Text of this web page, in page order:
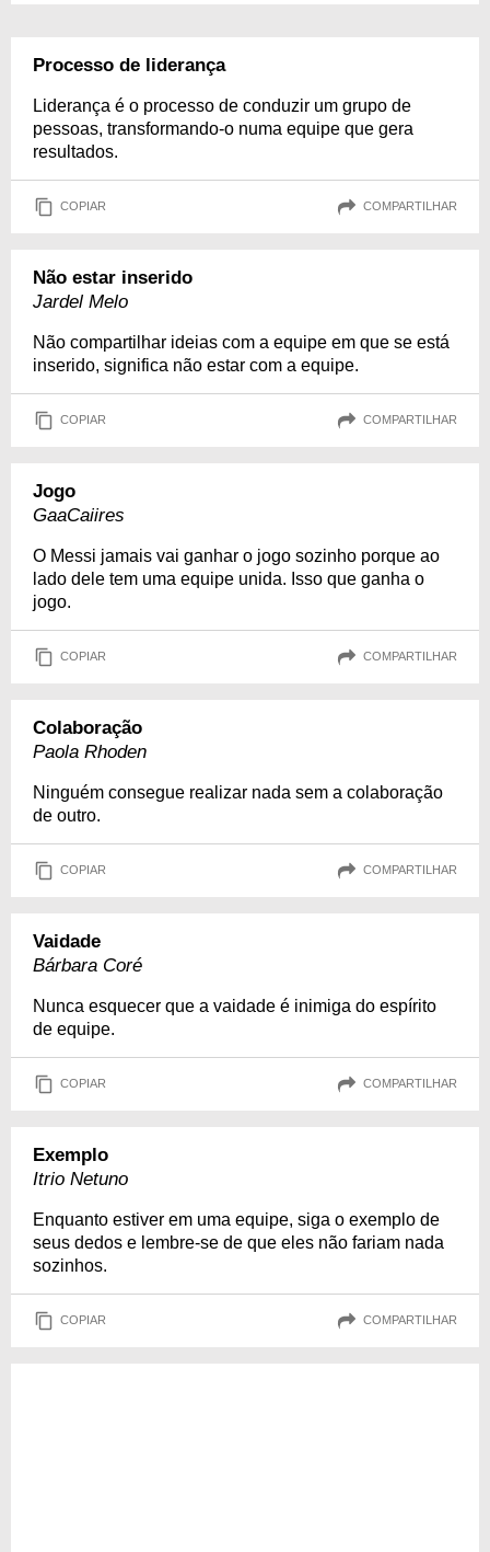
Processo de liderança
Liderança é o processo de conduzir um grupo de
pessoas, transformando-o numa equipe que gera
resultados.
COPIAR COMPARTILHAR
Não estar inserido
Jardel Melo
Não compartilhar ideias com a equipe em que se está
inserido, significa não estar com a equipe.
COPIAR COMPARTILHAR
Jogo
GaaCaiires
O Messi jamais vai ganhar o jogo sozinho porque ao
lado dele tem uma equipe unida. Isso que ganha o
jogo.
COPIAR COMPARTILHAR
Colaboração
Paola Rhoden
Ninguém consegue realizar nada sem a colaboração
de outro.
COPIAR COMPARTILHAR
Vaidade
Bárbara Coré
Nunca esquecer que a vaidade é inimiga do espírito
de equipe.
COPIAR COMPARTILHAR
Exemplo
Itrio Netuno
Enquanto estiver em uma equipe, siga o exemplo de
seus dedos e lembre-se de que eles não fariam nada
sozinhos.
COPIAR COMPARTILHAR